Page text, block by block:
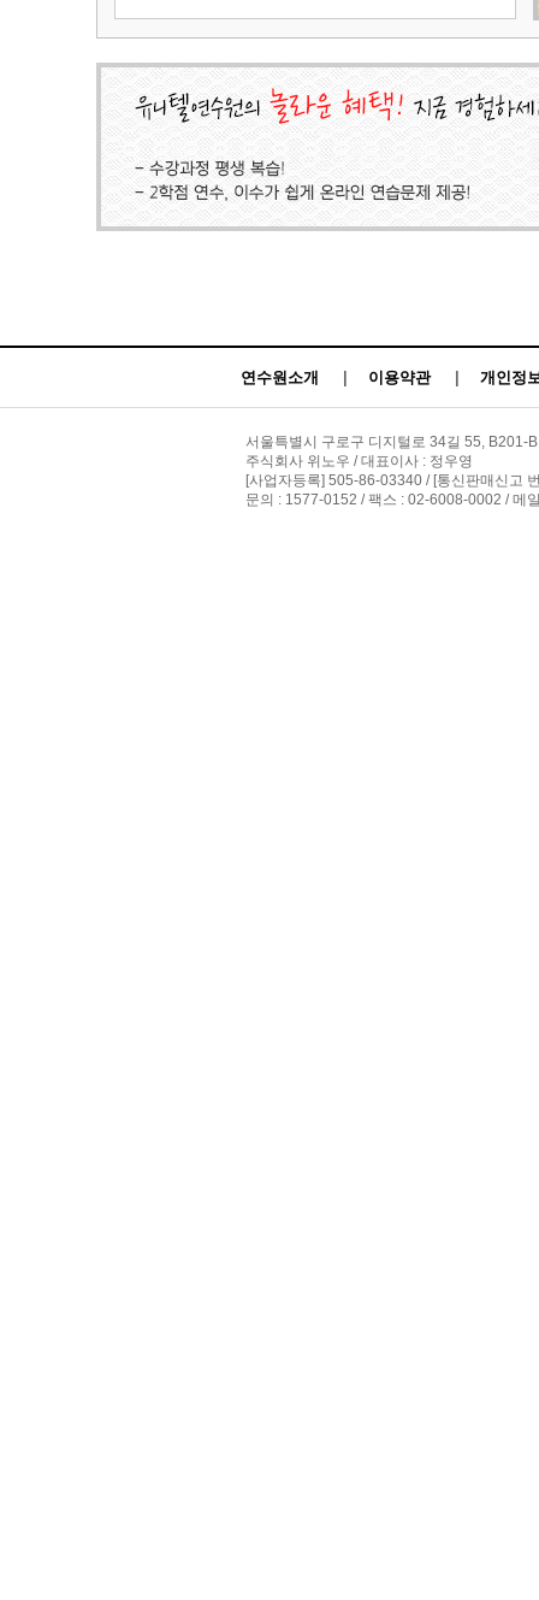
연수원소개 이용약관 개인정
서울특별시 구로구 디지털로 34길 55, B201-
주식회사 위노우 / 대표이사 : 정우영
[사업자등록] 505-86-03340 / [통신판매신고
문의 : 1577-0152 / 팩스 : 02-6008-0002 / 메